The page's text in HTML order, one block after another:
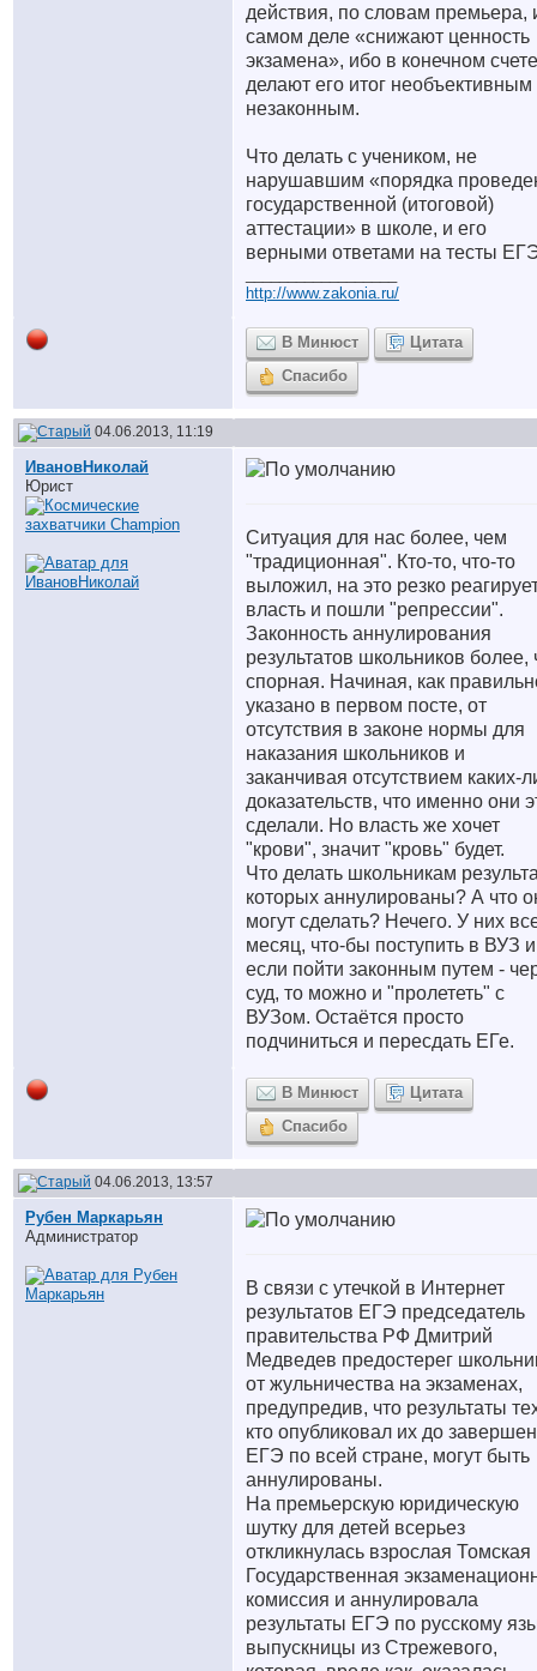
действия, по словам премьера,
самом деле «снижают ценность
экзамена», ибо в конечном счете
делают его итог необъективным
незаконным.
Что делать с учеником, не
нарушавшим «порядка
государственной (итоговой)
аттестации» в школе, и его
верными ответами на тесты
http://www.zakonia.ru/
В Минюст
Цитата
Спасибо
04.06.2013, 11:19
ИвановНиколай
Юрист
Ситуация для нас более, чем
"традиционная". Кто-то, что-то
выложил, на это резко
власть и пошли "репрессии".
Законность аннулирования
результатов школьников более,
спорная. Начиная, как
указано в первом посте, от
отсутствия в законе нормы для
наказания школьников и
заканчивая отсутствием каких-
доказательств, что именно они
сделали. Но власть же хочет
"крови", значит "кровь" будет.
Что делать школьникам
которых аннулированы? А что
могут сделать? Нечего. У них
месяц, что-бы поступить в ВУЗ и
если пойти законным путем -
суд, то можно и "пролететь" с
ВУЗом. Остаётся просто
подчиниться и пересдать ЕГе.
В Минюст
Цитата
Спасибо
04.06.2013, 13:57
Рубен Маркарьян
Администратор
В связи с утечкой в Интернет
результатов ЕГЭ председатель
правительства РФ Дмитрий
Медведев предостерег
от жульничества на экзаменах,
предупредив, что результаты
кто опубликовал их до
ЕГЭ по всей стране, могут быть
аннулированы.
На премьерскую юридическую
шутку для детей всерьез
откликнулась взрослая Томская
Государственная
комиссия и аннулировала
результаты ЕГЭ по русскому
выпускницы из Стрежевого,